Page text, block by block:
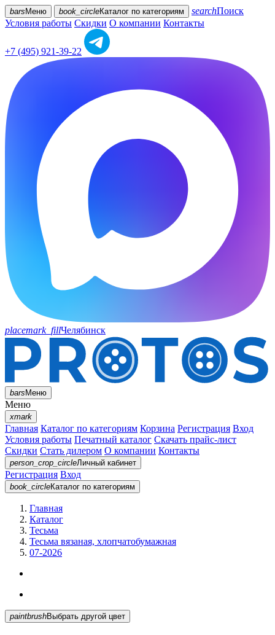
bars Меню book_circleКаталог по категориям searchПоиск
Условия работы Скидки О компании Контакты
+7 (495) 921-39-22
placemark_fillЧелябинск
barsМеню
Меню
xmark
Главная Каталог по категориям Корзина Регистрация Вход
Условия работы Печатный каталог Скачать прайс-лист
Скидки Стать дилером О компании Контакты
person_crop_circleЛичный кабинет
Регистрация Вход
book_circleКаталог по категориям
Главная
Каталог
Тесьма
Тесьма вязаная, хлопчатобумажная
07-2026
paintbrush Выбрать другой цвет